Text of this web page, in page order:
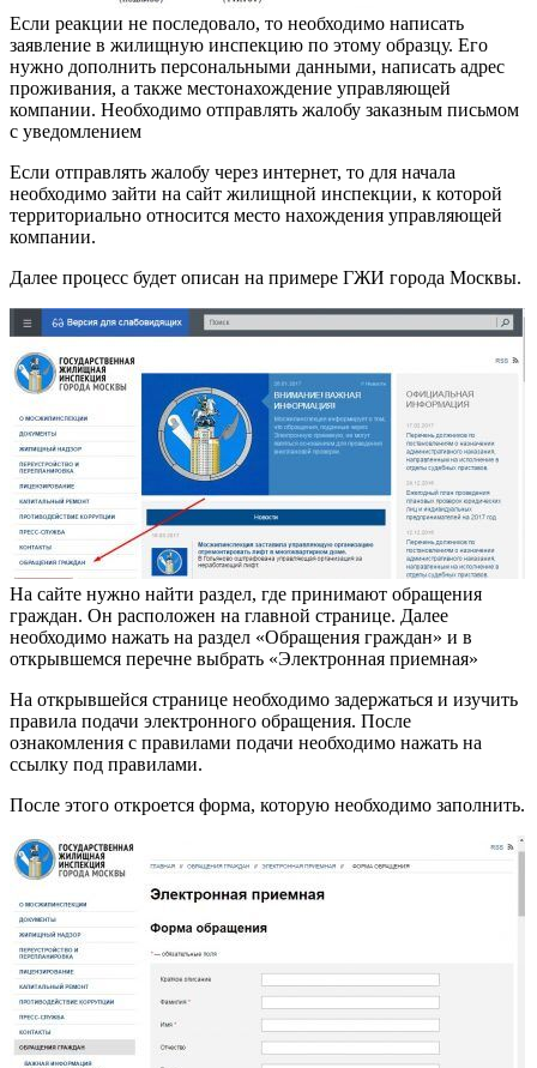
Если реакции не последовало, то необходимо написать
заявление в жилищную инспекцию по этому образцу. Его
нужно дополнить персональными данными, написать адрес
проживания, а также местонахождение управляющей
компании. Необходимо отправлять жалобу заказным письмом
с уведомлением
Если отправлять жалобу через интернет, то для начала
необходимо зайти на сайт жилищной инспекции, к которой
территориально относится место нахождения управляющей
компании.
Далее процесс будет описан на примере ГЖИ города Москвы.
На сайте нужно найти раздел, где принимают обращения
граждан. Он расположен на главной странице. Далее
необходимо нажать на раздел «Обращения граждан» и в
открывшемся перечне выбрать «Электронная приемная»
На открывшейся странице необходимо задержаться и изучить
правила подачи электронного обращения. После
ознакомления с правилами подачи необходимо нажать на
ссылку под правилами.
После этого откроется форма, которую необходимо заполнить.